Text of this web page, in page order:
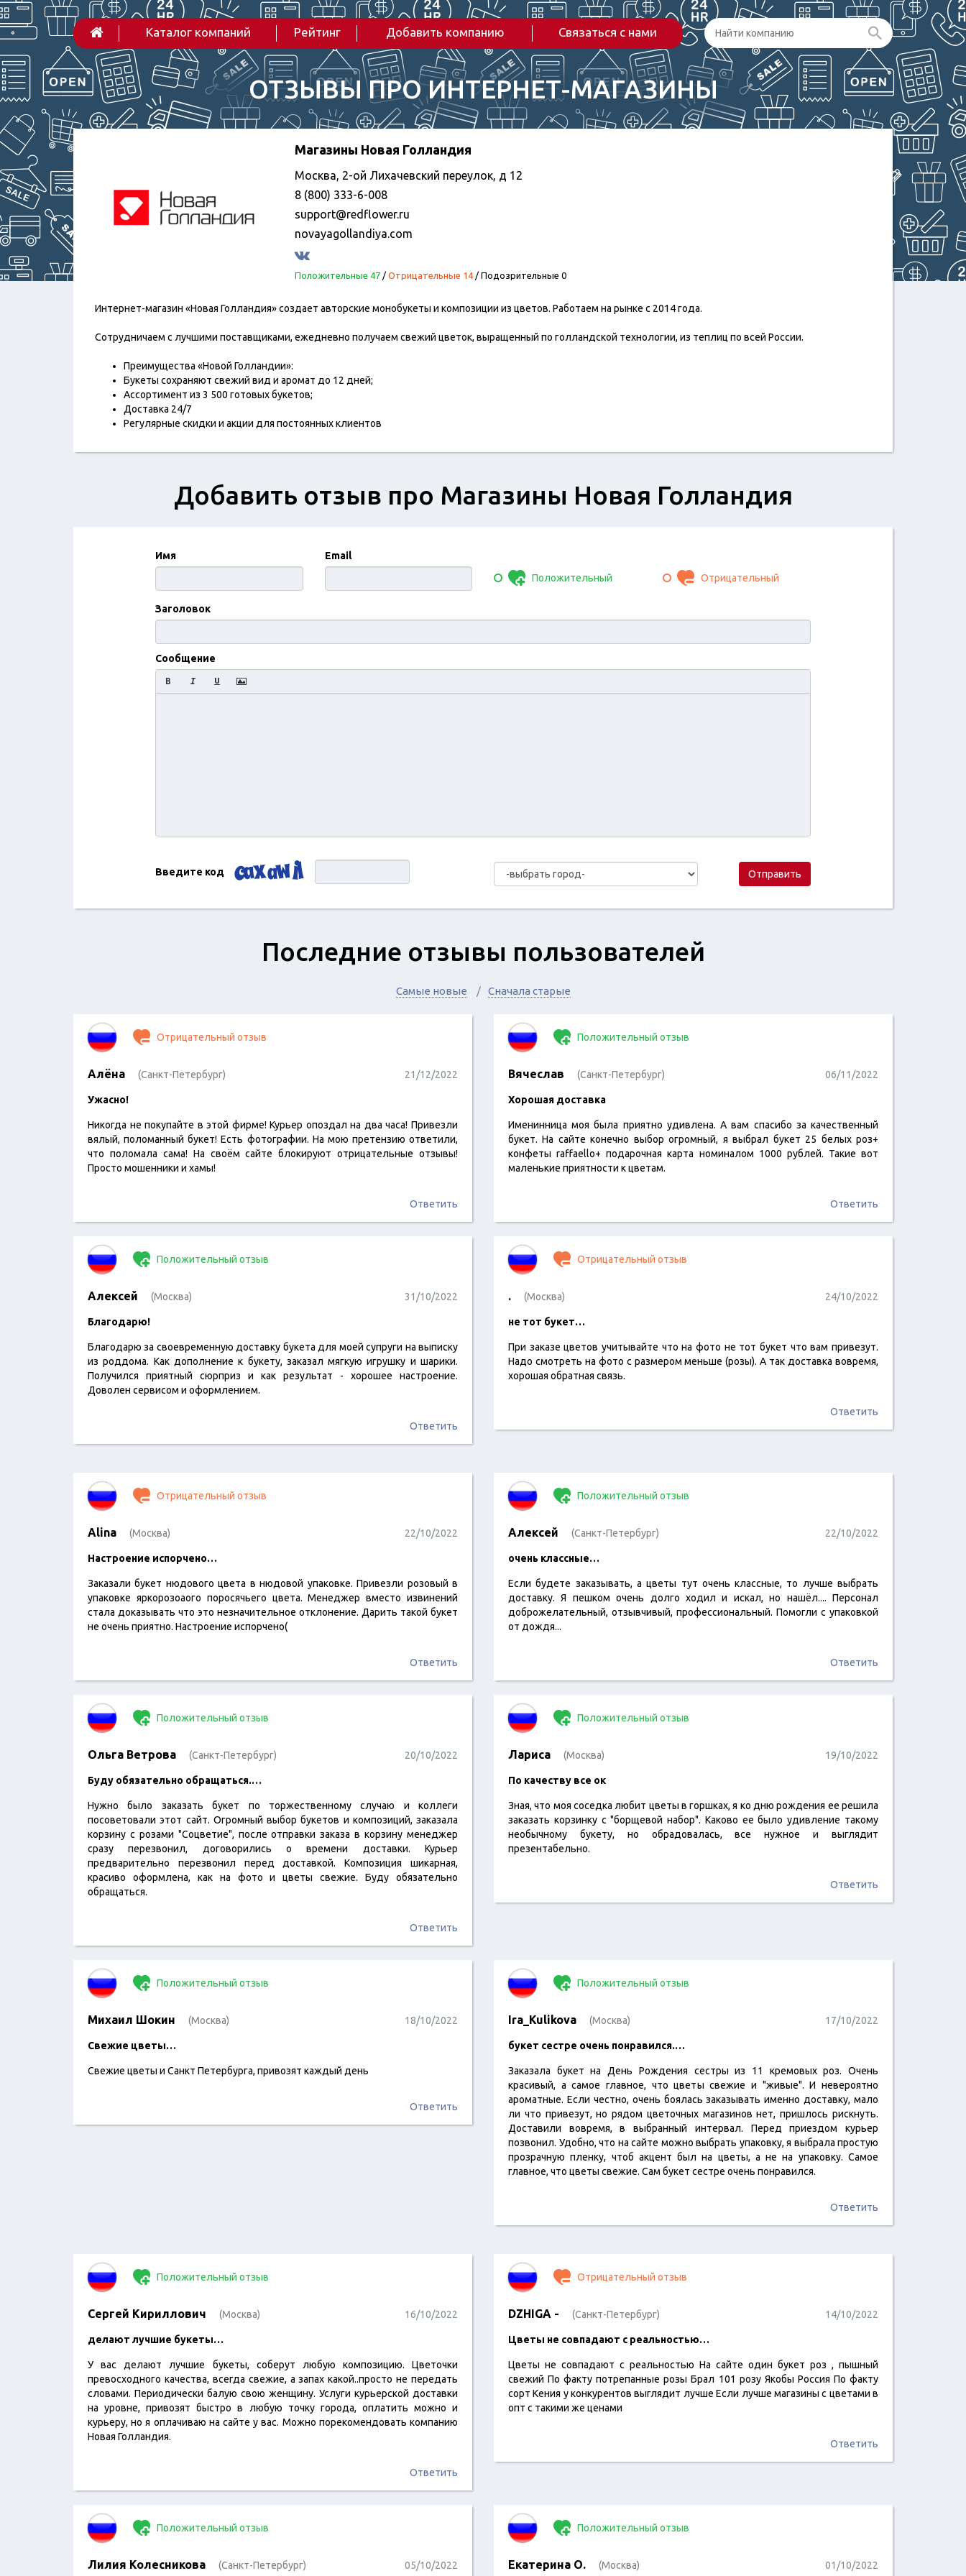
Каталог компаний Рейтинг Добавить компанию Связаться с нами
ОТЗЫВЫ ПРО ИНТЕРНЕТ-МАГАЗИНЫ
Магазины Новая Голландия
Москва, 2-ой Лихачевский переулок, д 12
8 (800) 333-6-008
support@redflower.ru
novayagollandiya.com
Положительные 47/ Отрицательные 14/ Подозрительные 0
Интернет-магазин «Новая Голландия» создает авторские монобукеты и композиции из цветов. Работаем на рынке с 2014 года.
Сотрудничаем с лучшими поставщиками, ежедневно получаем свежий цветок, выращенный по голландской технологии, из теплиц по всей России.
Преимущества «Новой Голландии»:
Букеты сохраняют свежий вид и аромат до 12 дней;
Ассортимент из 3 500 готовых букетов;
Доставка 24/7
Регулярные скидки и акции для постоянных клиентов
Добавить отзыв про Магазины Новая Голландия
Имя
Email
Положительный
Отрицательный
Заголовок
Сообщение
Введите код Отправить
Последние отзывы пользователей
Самые новые Сначала старые
Отрицательный отзыв
Алёна (Санкт-Петербург) 21/12/2022
Ужасно!
Никогда не покупайте в этой фирме! Курьер опоздал на два часа! Привезли
вялый, поломанный букет! Есть фотографии. На мою претензию ответили,
что поломала сама! На своём сайте блокируют отрицательные отзывы!
Просто мошенники и хамы!
читать отзыв
Ответить
Положительный отзыв
Вячеслав (Санкт-Петербург) 06/11/2022
Хорошая доставка
Именинница моя была приятно удивлена. А вам спасибо за качественный
букет. На сайте конечно выбор огромный, я выбрал букет 25 белых роз+
конфеты raffaello+ подарочная карта номиналом 1000 рублей. Такие вот
маленькие приятности к цветам.
Ответить
Положительный отзыв
Алексей (Москва) 31/10/2022
Благодарю!
Благодарю за своевременную доставку букета для моей супруги на выписку
из роддома. Как дополнение к букету, заказал мягкую игрушку и шарики.
Получился приятный сюрприз и как результат - хорошее настроение.
Доволен сервисом и оформлением.
читать отзыв
Ответить
Отрицательный отзыв
. (Москва) 24/10/2022
не тот букет…
При заказе цветов учитывайте что на фото не тот букет что вам привезут.
Надо смотреть на фото с размером меньше (розы). А так доставка вовремя,
хорошая обратная связь.
Ответить
Отрицательный отзыв
Alina (Москва) 22/10/2022
Настроение испорчено…
Заказали букет нюдового цвета в нюдовой упаковке. Привезли розовый в
упаковке яркорозоаого поросячьего цвета. Менеджер вместо извинений
стала доказывать что это незначительное отклонение. Дарить такой букет
не очень приятно. Настроение испорчено(
читать отзыв
Ответить
Положительный отзыв
Алексей (Санкт-Петербург) 22/10/2022
очень классные…
Если будете заказывать, а цветы тут очень классные, то лучше выбрать
доставку. Я пешком очень долго ходил и искал, но нашёл.... Персонал
доброжелательный, отзывчивый, профессиональный. Помогли с упаковкой
от дождя...
Ответить
Положительный отзыв
Ольга Ветрова (Санкт-Петербург) 20/10/2022
Буду обязательно обращаться.…
Нужно было заказать букет по торжественному случаю и коллеги
посоветовали этот сайт. Огромный выбор букетов и композиций, заказала
корзину с розами "Соцветие", после отправки заказа в корзину менеджер
сразу перезвонил, договорились о времени доставки. Курьер
предварительно перезвонил перед доставкой. Композиция шикарная,
красиво оформлена, как на фото и цветы свежие. Буду обязательно
обращаться.
читать отзыв
Ответить
Положительный отзыв
Лариса (Москва) 19/10/2022
По качеству все ок
Зная, что моя соседка любит цветы в горшках, я ко дню рождения ее решила
заказать корзинку с "борщевой набор". Каково ее было удивление такому
необычному букету, но обрадовалась, все нужное и выглядит
презентабельно.
Ответить
Положительный отзыв
Михаил Шокин (Москва) 18/10/2022
Свежие цветы…
Свежие цветы и Санкт Петербурга, привозят каждый день читать отзыв
Ответить
Положительный отзыв
Ira_Kulikova (Москва) 17/10/2022
букет сестре очень понравился.…
Заказала букет на День Рождения сестры из 11 кремовых роз. Очень
красивый, а самое главное, что цветы свежие и "живые". И невероятно
ароматные. Если честно, очень боялась заказывать именно доставку, мало
ли что привезут, но рядом цветочных магазинов нет, пришлось рискнуть.
Доставили вовремя, в выбранный интервал. Перед приездом курьер
позвонил. Удобно, что на сайте можно выбрать упаковку, я выбрала простую
прозрачную пленку, чтоб акцент был на цветы, а не на упаковку. Самое
главное, что цветы свежие. Сам букет сестре очень понравился.
Ответить
Положительный отзыв
Сергей Кириллович (Москва) 16/10/2022
делают лучшие букеты…
У вас делают лучшие букеты, соберут любую композицию. Цветочки
превосходного качества, всегда свежие, а запах какой..просто не передать
словами. Периодически балую свою женщину. Услуги курьерской доставки
на уровне, привозят быстро в любую точку города, оплатить можно и
курьеру, но я оплачиваю на сайте у вас. Можно порекомендовать компанию
Новая Голландия.
читать отзыв
Ответить
Отрицательный отзыв
DZHIGA - (Санкт-Петербург) 14/10/2022
Цветы не совпадают с реальностью…
Цветы не совпадают с реальностью На сайте один букет роз , пышный
свежий По факту потрепанные розы Брал 101 розу Якобы Россия По факту
сорт Кения у конкурентов выглядит лучше Если лучше магазины с цветами в
опт с такими же ценами
Ответить
Положительный отзыв
Лилия Колесникова (Санкт-Петербург) 05/10/2022
Положительный отзыв
Екатерина О. (Москва) 01/10/2022